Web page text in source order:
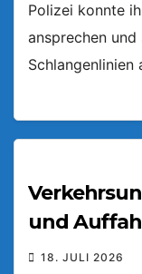
Polizei konnte
ansprechen
Schlangenlinien
und
18. JULI 2026